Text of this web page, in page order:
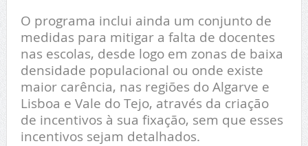
O programa inclui ainda um conjunto de
medidas para mitigar a falta de docentes
nas escolas, desde logo em zonas de baixa
densidade populacional ou onde existe
maior carência, nas regiões do Algarve e
Lisboa e Vale do Tejo, através da criação
de incentivos à sua fixação, sem que esses
incentivos sejam detalhados.